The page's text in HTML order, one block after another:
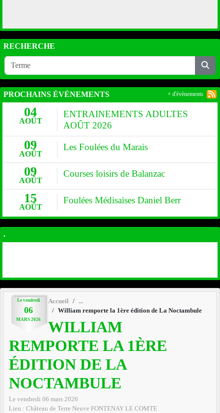
Le vendredi
06
MARS 2026
Accueil
William remporte la 1ère édition de La Noctambule
WILLIAM
REMPORTE LA 1ÈRE
ÉDITION DE LA
NOCTAMBULE
Le vendredi 06 mars 2026
Lieu : Château de Terre Neuve FONTENAY LE COMTE
RECHERCHE
PROCHAINS ÉVÉNEMENTS
04
AOÛT
ENTRAINEMENTS ADULTES
AOÛT 2026
09
AOÛT
Les Foulées du Marais
09
AOÛT
Courses loisirs de Balanzac
15
AOÛT
Foulées Médisaises Daniel Berr
+ d'évènements
.